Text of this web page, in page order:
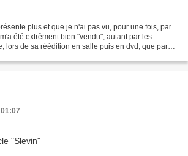
plus et que je n'ai pas vu, pour une fois, par
été extrêment bien "vendu", autant par les
lors de sa réédition en salle puis en dvd, que par